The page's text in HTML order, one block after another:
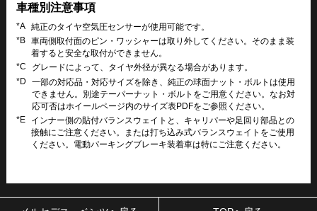
車種別注意事項
*A 純正のタイヤ空気圧センサーが使用可能です。
*B 車両側取付面のピン・ワッシャーは取り外してください。そのまま装
着すると安全な取付ができません。
*C
グレードによって、タイヤ外径が異なる場合があります。
*D
一部の対応品・対応サイズを除き、純正の球面ナット・ボルトは使用
できません。別途テーパーナット・ボルトをご用意ください。なお対
応可否はホイールページ内のサイズ表PDFをご参照ください。
*E
インナー側の貼付バランスウェイトと、キャリパーや足回り部品との
接触にご注意ください。または打ち込み式バランスウェイトをご使用
ください。電動パーキングブレーキ装着車は特にご注意ください。